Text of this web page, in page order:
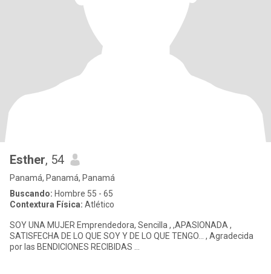
Esther, 54
Panamá, Panamá, Panamá
Buscando: Hombre 55 - 65
Contextura Física: Atlético
SOY UNA MUJER Emprendedora, Sencilla , ,APASIONADA ,
SATISFECHA DE LO QUE SOY Y DE LO QUE TENGO... , Agradecida
por las BENDICIONES RECIBIDAS ...